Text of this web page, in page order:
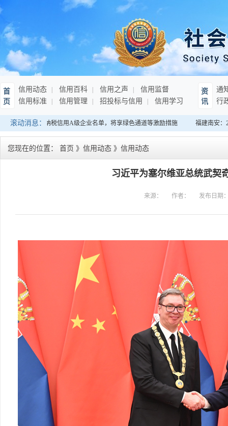
首
页
信用动态 信用百科 信用之声
信用监督
信用标准
信用管理 招投标与信用 信用学习
资
讯
通
行
滚动消息：
布连续10年纳税信用A级企业名单，将享绿色通道等激励措施 福建南安：
您现在的位置： 首页 》 信用动态 》 信用动态
习近平为塞尔维亚总统武契
来源： 作者： 发布日期